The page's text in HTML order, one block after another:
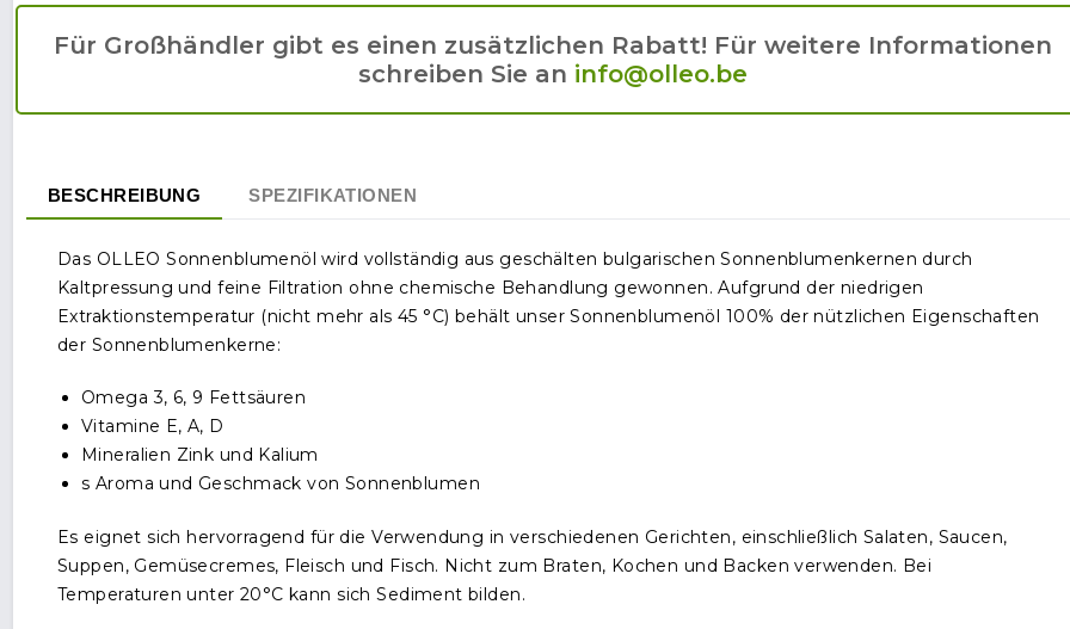
Für Großhändler gibt es einen zusätzlichen Rabatt! Für weitere Informationen
schreiben Sie an info@olleo.be
BESCHREIBUNG SPEZIFIKATIONEN
Das OLLEO Sonnenblumenöl wird vollständig aus geschälten bulgarischen Sonnenblumenkernen durch
Kaltpressung und feine Filtration ohne chemische Behandlung gewonnen. Aufgrund der niedrigen
Extraktionstemperatur (nicht mehr als 45 °C) behält unser Sonnenblumenöl 100% der nützlichen Eigenschaften
der Sonnenblumenkerne:
Omega 3, 6, 9 Fettsäuren
Vitamine E, A, D
Mineralien Zink und Kalium
s Aroma und Geschmack von Sonnenblumen
Es eignet sich hervorragend für die Verwendung in verschiedenen Gerichten, einschließlich Salaten, Saucen,
Suppen, Gemüsecremes, Fleisch und Fisch. Nicht zum Braten, Kochen und Backen verwenden. Bei
Temperaturen unter 20°C kann sich Sediment bilden.